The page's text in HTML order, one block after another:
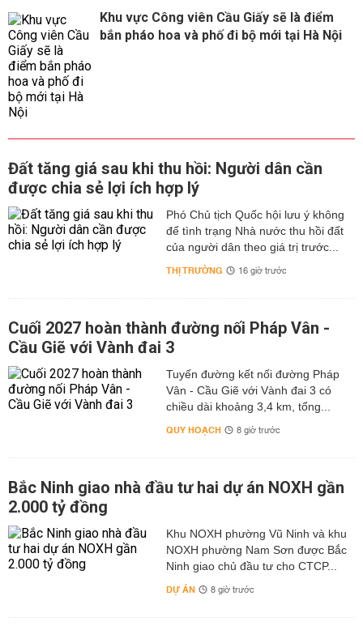
Khu vực Công viên Cầu Giấy sẽ là điểm
bắn pháo hoa và phố đi bộ mới tại Hà Nội
Đất tăng giá sau khi thu hồi: Người dân cần
được chia sẻ lợi ích hợp lý
Phó Chủ tịch Quốc hội lưu ý không
để tình trạng Nhà nước thu hồi đất
của người dân theo giá trị trước...
THỊ TRƯỜNG 16 giờ trước
Cuối 2027 hoàn thành đường nối Pháp Vân -
Cầu Giẽ với Vành đai 3
Tuyến đường kết nối đường Pháp
Vân - Cầu Giẽ với Vành đai 3 có
chiều dài khoảng 3,4 km, tổng...
QUY HOẠCH 8 giờ trước
Bắc Ninh giao nhà đầu tư hai dự án NOXH gần
2.000 tỷ đồng
Khu NOXH phường Vũ Ninh và khu
NOXH phường Nam Sơn được Bắc
Ninh giao chủ đầu tư cho CTCP...
DỰ ÁN 8 giờ trước